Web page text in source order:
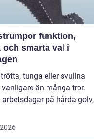
funktion,
och smarta val i
tunga eller svullna
vanligare än många tror.
arbetsdagar på hårda golv,